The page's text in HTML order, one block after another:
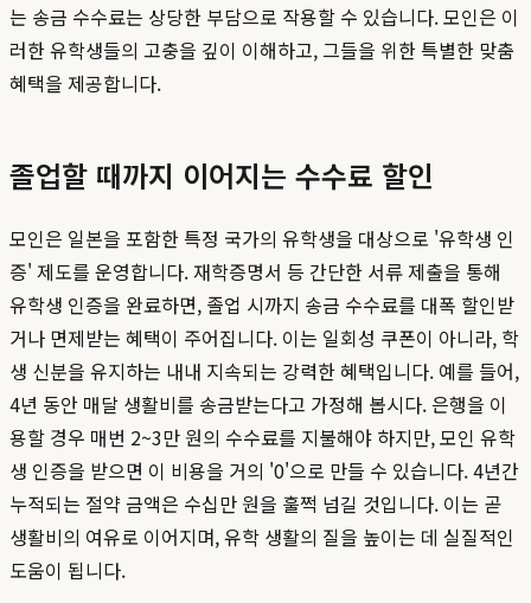
는 송금 수수료는 상당한 부담으로 작용할 수 있습니다. 모인은 이
러한 유학생들의 고충을 깊이 이해하고, 그들을 위한 특별한 맞춤
혜택을 제공합니다.
졸업할 때까지 이어지는 수수료 할인
모인은 일본을 포함한 특정 국가의 유학생을 대상으로 '유학생 인
증' 제도를 운영합니다. 재학증명서 등 간단한 서류 제출을 통해
유학생 인증을 완료하면, 졸업 시까지 송금 수수료를 대폭 할인받
거나 면제받는 혜택이 주어집니다. 이는 일회성 쿠폰이 아니라, 학
생 신분을 유지하는 내내 지속되는 강력한 혜택입니다. 예를 들어,
4년 동안 매달 생활비를 송금받는다고 가정해 봅시다. 은행을 이
용할 경우 매번 2~3만 원의 수수료를 지불해야 하지만, 모인 유학
생 인증을 받으면 이 비용을 거의 '0'으로 만들 수 있습니다. 4년간
누적되는 절약 금액은 수십만 원을 훌쩍 넘길 것입니다. 이는 곧
생활비의 여유로 이어지며, 유학 생활의 질을 높이는 데 실질적인
도움이 됩니다.